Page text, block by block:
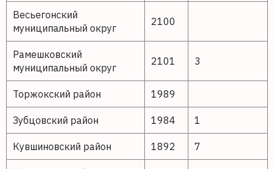
Весьегонский
муниципальный округ
2100
Рамешковский
муниципальный округ
2101 3
Торжокский район 1989
Зубцовский район 1984 1
Кувшиновский район 1892 7